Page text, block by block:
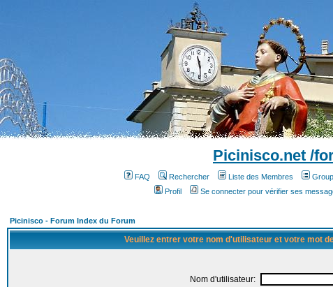
Picinisco.net /
FAQ Rechercher Liste des Membres
Profil
Se connecter pour vérifier ses
Picinisco - Forum Index du Forum
Veuillez entrer votre nom d'utilisateur et votre mot
Nom d'utilisateur: